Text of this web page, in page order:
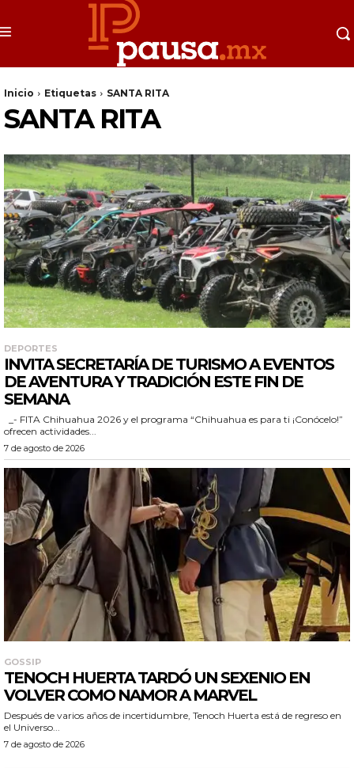
Inicio Etiquetas SANTA RITA
SANTA RITA
DEPORTES
INVITA SECRETARÍA DE TURISMO A EVENTOS
DE AVENTURA Y TRADICIÓN ESTE FIN DE
SEMANA
ofrecen actividades...
7 de agosto de 2026
GOSSIP
TENOCH HUERTA TARDÓ UN SEXENIO EN
VOLVER COMO NAMOR A MARVEL
Después de varios años de incertidumbre, Tenoch Huerta está de regreso en
el Universo...
7 de agosto de 2026